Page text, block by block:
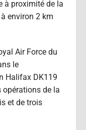
à proximité de la
environ 2 km
Air Force du
le
Halifax DK119
opérations de la
et de trois